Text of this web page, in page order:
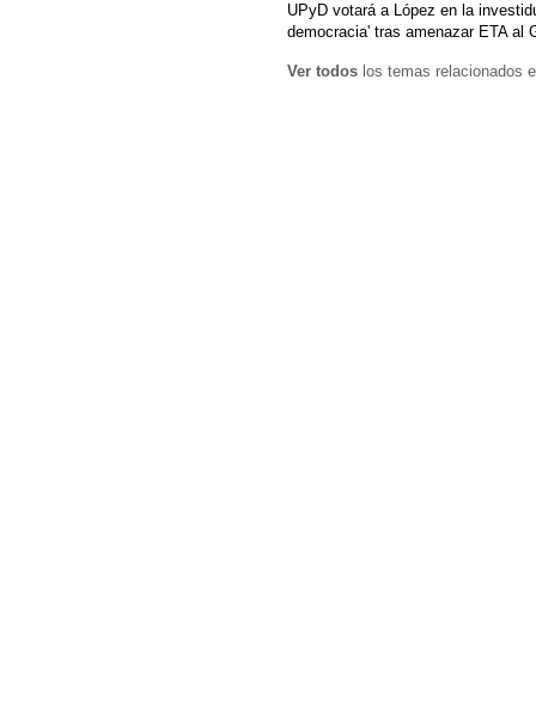
UPyD votará a López en la
democracia' tras amenazar ETA al
Ver todos los temas relacionados